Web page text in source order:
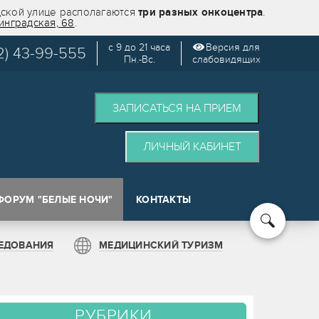
улице располагаются три разных онкоцентра.
68.
43-99-555
с 9 до 21 часа
Пн.-Вс.
Версия для
слабовидящих
ЗАПИСАТЬСЯ НА ПРИЕМ
ЛИЧНЫЙ КАБИНЕТ
"БЕЛЫЕ НОЧИ" КОНТАКТЫ
МЕДИЦИНСКИЙ ТУРИЗМ